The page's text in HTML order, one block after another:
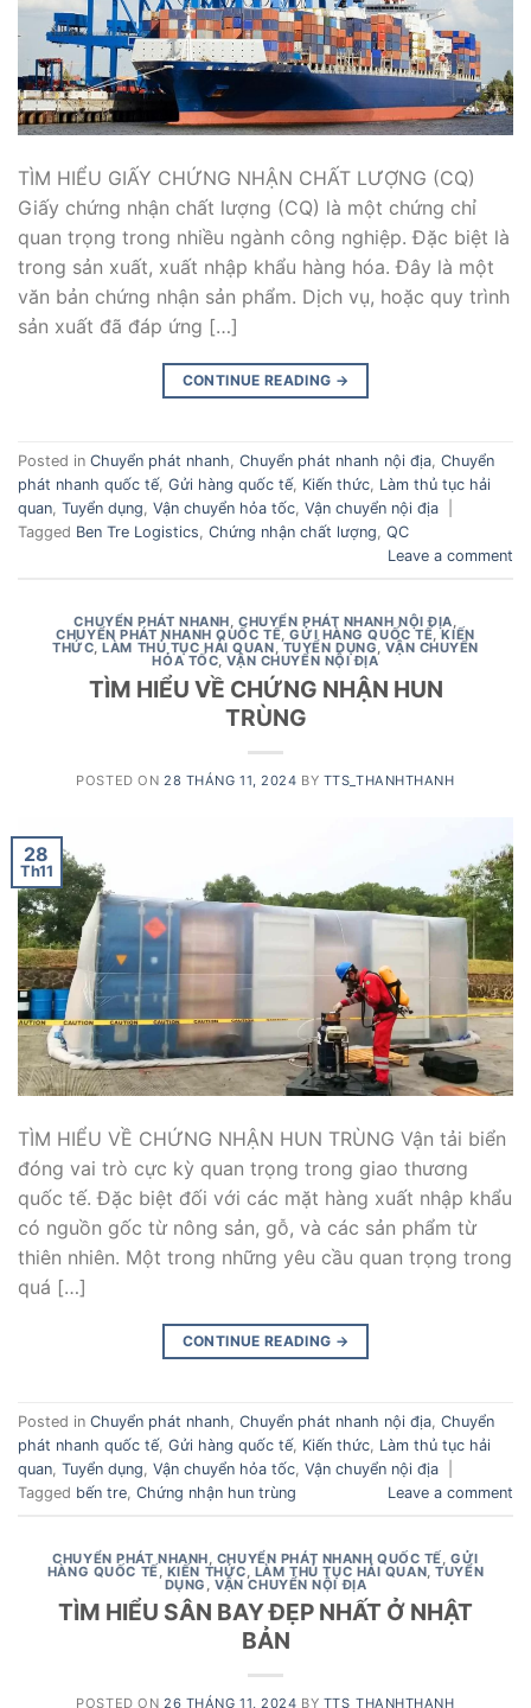
TÌM HIỂU GIẤY CHỨNG NHẬN CHẤT LƯỢNG (CQ)
Giấy chứng nhận chất lượng (CQ) là một chứng chỉ
quan trọng trong nhiều ngành công nghiệp. Đặc biệt là
trong sản xuất, xuất nhập khẩu hàng hóa. Đây là một
văn bản chứng nhận sản phẩm. Dịch vụ, hoặc quy trình
sản xuất đã đáp ứng […]
CONTINUE READING →
Posted in Chuyển phát nhanh, Chuyển phát nhanh nội địa, Chuyển
phát nhanh quốc tế, Gửi hàng quốc tế, Kiến thức, Làm thủ tục hải
quan, Tuyển dụng, Vận chuyển hỏa tốc, Vận chuyển nội địa
Tagged Ben Tre Logistics, Chứng nhận chất lượng, QC
Leave a comment
CHUYỂN PHÁT NHANH,CHUYỂN PHÁT NHANH NỘI ĐỊA,
CHUYỂN PHÁT NHANH QUỐC TẾ,GỬI HÀNG QUỐC TẾ,KIẾN
THỨC,LÀM THỦ TỤC HẢI QUAN, TUYỂN DỤNG,VẬN CHUYỂN
HỎA TỐC,VẬN CHUYỂN NỘI ĐỊA
TÌM HIỂU VỀ CHỨNG NHẬN HUN
TRÙNG
POSTED ON 28 THÁNG 11, 2024 BY TTS_THANHTHANH
28
Th11
TÌM HIỂU VỀ CHỨNG NHẬN HUN TRÙNG Vận tải biển
đóng vai trò cực kỳ quan trọng trong giao thương
quốc tế. Đặc biệt đối với các mặt hàng xuất nhập khẩu
có nguồn gốc từ nông sản, gỗ, và các sản phẩm từ
thiên nhiên. Một trong những yêu cầu quan trọng trong
quá […]
CONTINUE READING →
Posted in Chuyển phát nhanh, Chuyển phát nhanh nội địa, Chuyển
phát nhanh quốc tế, Gửi hàng quốc tế, Kiến thức, Làm thủ tục hải
quan, Tuyển dụng, Vận chuyển hỏa tốc, Vận chuyển nội địa
Tagged bến tre, Chứng nhận hun trùng Leave a comment
CHUYỂN PHÁT NHANH CHUYỂN PHÁT NHANH QUỐC TẾ ,GỬI
HÀNG QUỐC TẾ KIẾN THỨC LÀM THỦ TỤC HẢI QUAN ,TUYỂN
DỤNG ,VẬN CHUYỂN NỘI ĐỊA
TÌM HIỂU SÂN BAY ĐẸP NHẤT Ở NHẬT
BẢN
POSTED ON 26 THÁNG 11, 2024 BY TTS_THANHTHANH